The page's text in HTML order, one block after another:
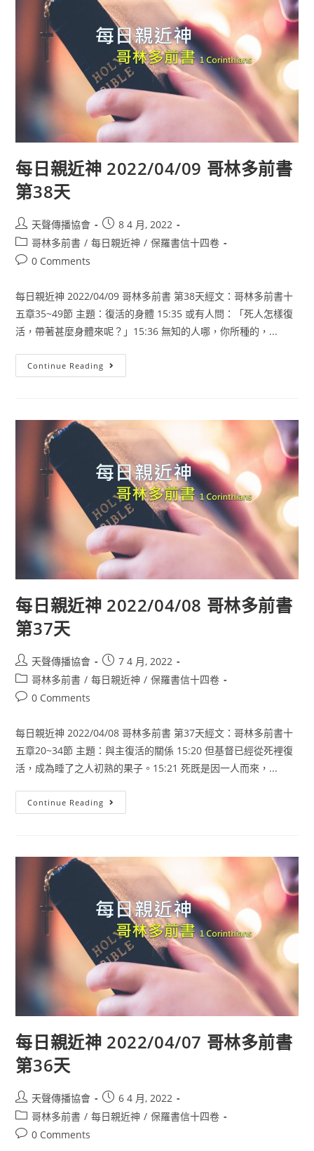
每日親近神 2022/04/09 哥林多前書
第38天
天聲傳播協會
8 4 月, 2022
哥林多前書 / 每日親近神 / 保羅書信十四卷
0 Comments
每日親近神 2022/04/09 哥林多前書 第38天經文：哥林多前書十
五章35~49節 主題：復活的身體 15:35 或有人問：「死人怎樣復
活，帶著甚麼身體來呢？」15:36 無知的人哪，你所種的，...
Continue Reading
每日親近神 2022/04/08 哥林多前書
第37天
天聲傳播協會
7 4 月, 2022
哥林多前書 / 每日親近神 / 保羅書信十四卷
0 Comments
每日親近神 2022/04/08 哥林多前書 第37天經文：哥林多前書十
五章20~34節 主題：與主復活的關係 15:20 但基督已經從死裡復
活，成為睡了之人初熟的果子。15:21 死既是因一人而來，...
Continue Reading
每日親近神 2022/04/07 哥林多前書
第36天
天聲傳播協會
6 4 月, 2022
哥林多前書 / 每日親近神 / 保羅書信十四卷
0 Comments